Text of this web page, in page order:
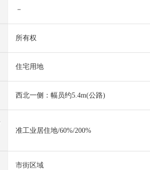
－
所有权
住宅用地
西北一侧：幅员约5.4m(公路)
准工业居住地/60%/200%
市街区域